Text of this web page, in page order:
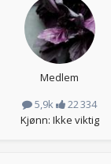
Medlem
5,9k
22 334
Kjønn: Ikke viktig